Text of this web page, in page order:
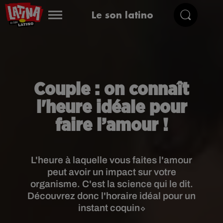
Le son latino
Couple : on connaît
l'heure idéale pour
faire l’amour !
L'heure à laquelle vous faites l'amour
peut avoir un impact sur votre
organisme. C'est la science qui le dit.
Découvrez donc l'horaire idéal pour un
instant coquin⬦